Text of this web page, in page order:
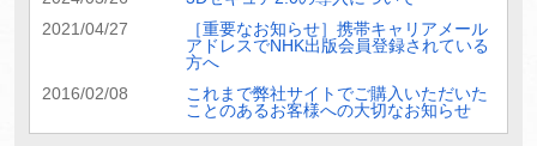
2021/04/27
［重要なお知らせ］携帯キャリアメール
アドレスでNHK出版会員登録されている
方へ
2016/02/08
これまで弊社サイトでご購入いただいた
ことのあるお客様への大切なお知らせ